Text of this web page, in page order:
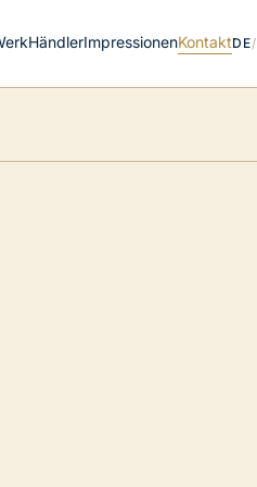
HändlerImpressionenKontaktDE/